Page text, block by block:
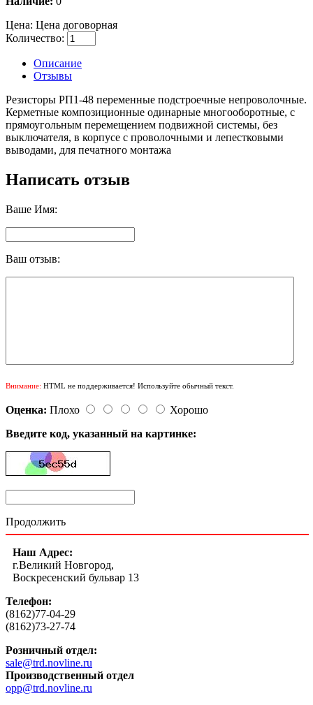
Цена: Цена договорная
Количество:
Описание
Отзывы
Резисторы РП1-48 переменные подстроечные непроволочные.
Керметные композиционные одинарные многооборотные, с
прямоугольным перемещением подвижной системы, без
выключателя, в корпусе с проволочными и лепестковыми
выводами, для печатного монтажа
Написать отзыв
Ваше Имя:
Ваш отзыв:
Внимание: HTML не поддерживается! Используйте обычный текст.
Оценка: Плохо
Хорошо
Введите код, указанный на картинке:
Продолжить
Наш Адрес:
г.Великий Новгород,
Воскресенский бульвар 13
Телефон:
(8162)77-04-29
(8162)73-27-74
Розничный отдел:
sale@trd.novline.ru
Производственный отдел
opp@trd.novline.ru